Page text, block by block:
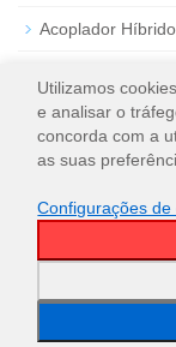
Acoplador
Carga de RF
Email
Utilizamos
e analisar o
concorda com a
as suas
Configurações de